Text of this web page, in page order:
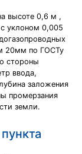
высоте 0,6 м ,
уклоном 0,005
20мм по ГОСТу
стороны
ввода,
заложения
промерзания
земли.